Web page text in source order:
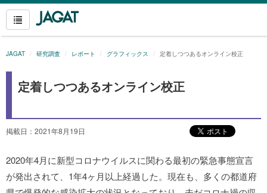
JAGAT 研究調査 レポート グラフィックス 定着しつつあるオンライン校正
定着しつつあるオンライン校正
掲載日：2021年8月19日
2020年4月に新型コロナウイルスに関わる最初の緊急事態宣言
が発出されて、1年4ヶ月以上経過した。現在も、多くの都道府